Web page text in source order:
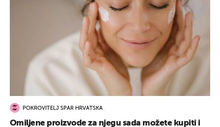
POKROVITELJ SPAR HRVATSKA
Omiljene proizvode za njegu sada možete kupiti i